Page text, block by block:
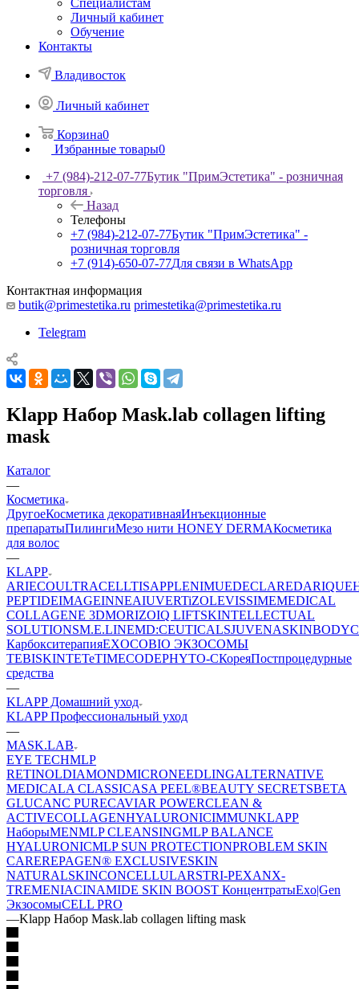
Специалистам
Личный кабинет
Обучение
Контакты
Владивосток
Личный кабинет
Корзина0
Избранные товары0
+7 (984)-212-07-77Бутик "ПримЭстетика" - розничная
торговля
Назад
Телефоны
+7 (984)-212-07-77Бутик "ПримЭстетика" -
розничная торговля
+7 (914)-650-07-77Для связи в WhatsApp
Контактная информация
butik@primestetika.ru primestetika@primestetika.ru
Telegram
Klapp Набор Mask.lab collagen lifting
mask
Каталог
—
Косметика
ДругоеКосметика декоративнаяИнъекционные
препаратыПилингиМезо нити HONEY DERMAКосметика
для волос
—
KLAPP
ARIECOULTRACELLTISAPPLENIMUEDECLAREDARIQUE
PEPTIDEIMAGEINNEAIUVERTiZOLEVISSIMEMEDICAL
COLLAGENE 3DMORIZOIQ LIFTSKINTELLECTUAL
SOLUTIONSM.E.LINEMD:CEUTICALSJUVENASKINBODY
КарбокситерапияEXOCOBIO ЭКЗОСОМЫ
TEBISKINTETeTIMECODEPHYTO-CКореяПостпроцедурные
средства
—
KLAPP Домашний уход
KLAPP Профессиональный уход
—
MASK.LAB
EYE TECHMLP
RETINOLDIAMONDMICRONEEDLINGALTERNATIVE
MEDICALA CLASSICASA PEEL®BEAUTY SECRETSBETA
GLUCANC PURECAVIAR POWERCLEAN &
ACTIVECOLLAGENHYALURONICIMMUNKLAPP
НаборыMENMLP CLEANSINGMLP BALANCE
HYALURONICMLP SUN PROTECTIONPROBLEM SKIN
CAREREPAGEN® EXCLUSIVESKIN
NATURALSKINCONCELLULARSTRI-PEXANX-
TREMENIACINAMIDE SKIN BOOST КонцентратыExo|Gen
ЭкзосомыCELL PRO
—Klapp Набор Mask.lab collagen lifting mask